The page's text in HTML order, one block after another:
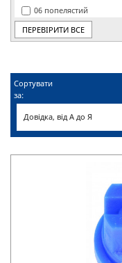
06 попелястий
08 білий
ПЕРЕВІРИТИ ВСЕ
Сортувати
за:
Довідка, від А до Я